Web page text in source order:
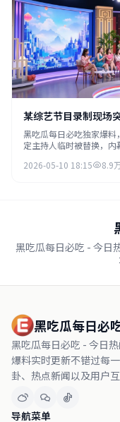
某综艺节目录制现场
黑吃瓜每日必吃独家爆
定主持人临时被替换，内
2026-05-10 18:15
8.9
黑吃瓜每日必吃 - 今日
黑吃瓜每日必
黑吃瓜每日必吃 - 今日
爆料实时更新不错过每
卦、热点新闻以及用户
导航菜单